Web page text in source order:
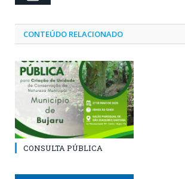
CONTEÚDO RELACIONADO
CONSULTA PÚBLICA